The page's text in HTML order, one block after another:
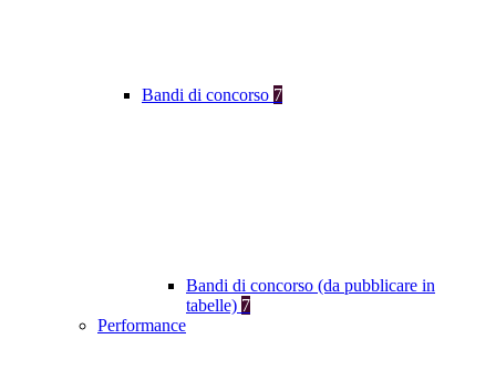
Bandi di concorso 7
Bandi di concorso (da pubblicare in
tabelle) 7
Performance